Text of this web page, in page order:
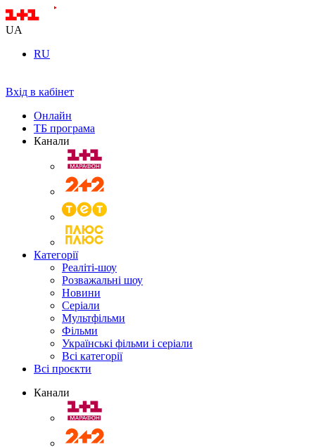
UA
RU
Вхід в кабінет
Онлайн
ТБ програма
Канали
Категорії
Реаліті-шоу
Розважальні шоу
Новини
Серіали
Мультфільми
Фільми
Українські фільми і серіали
Всі категорії
Всі проєкти
Канали